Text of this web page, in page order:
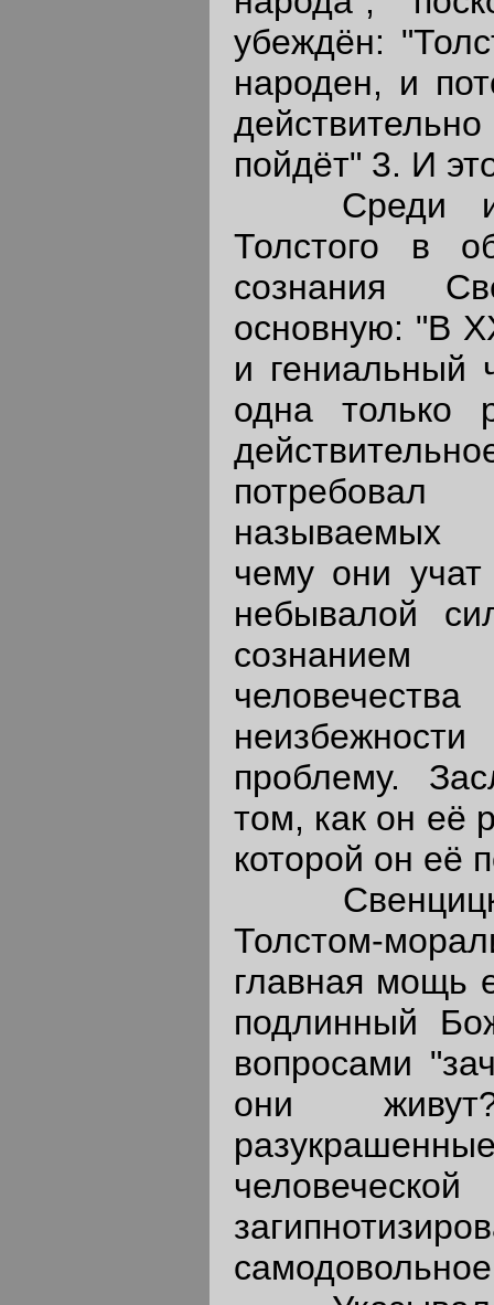
убеждён:
народен, и
пойдёт" 3. И
Среди
Толстого в
сознания
основную: "В
и гениальный
одна только
называемых
чему они
небывалой
проблему.
том, как он её
которой он её
Толстом-
главная мощь
подлинный
вопросами
они